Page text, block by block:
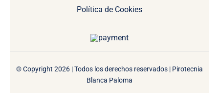
Política de Cookies
© Copyright 2026 | Todos los derechos reservados | Pirotecnia
Blanca Paloma